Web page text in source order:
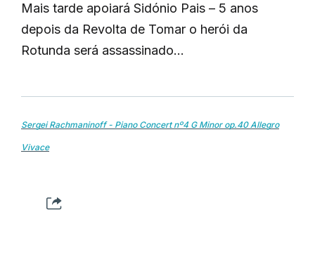
Mais tarde apoiará Sidónio Pais – 5 anos
depois da Revolta de Tomar o herói da
Rotunda será assassinado…
Sergei Rachmaninoff - Piano Concert nº4 G Minor op.40 Allegro
Vivace